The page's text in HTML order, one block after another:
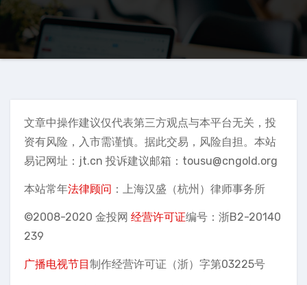
文章中操作建议仅代表第三方观点与本平台无关，投
资有风险，入市需谨慎。据此交易，风险自担。本站
易记网址：jt.cn 投诉建议邮箱：tousu@cngold.org
本站常年法律顾问 ：上海汉盛（杭州）律师事务所
©2008-2020 金投网 经营许可证编号：浙B2-20140
239
广播电视节目制作经营许可证（浙）字第03225号